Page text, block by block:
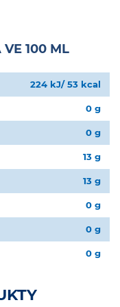
100 ML
224 kJ/ 53 kcal
0 g
0 g
13 g
13 g
0 g
0 g
0 g